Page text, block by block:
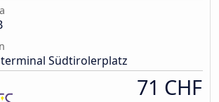
Südtirolerplatz
71 CHF